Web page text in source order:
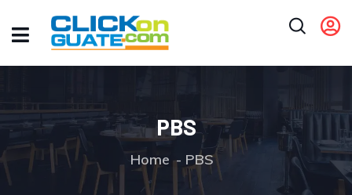
PBS
Home PBS